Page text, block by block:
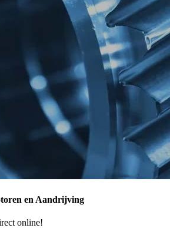
en Aandrijving
online!